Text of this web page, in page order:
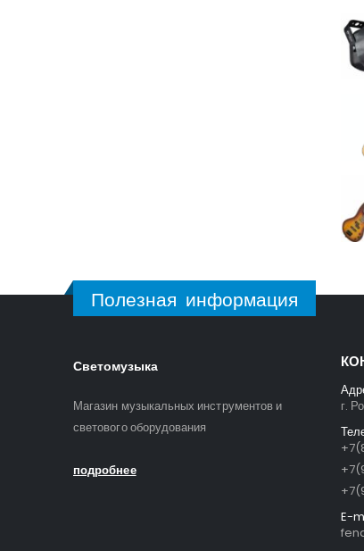
Полезная информация
Светомузыка
Магазин музыкальных инструментов и
светового оборудования
подробнее
г.
E-